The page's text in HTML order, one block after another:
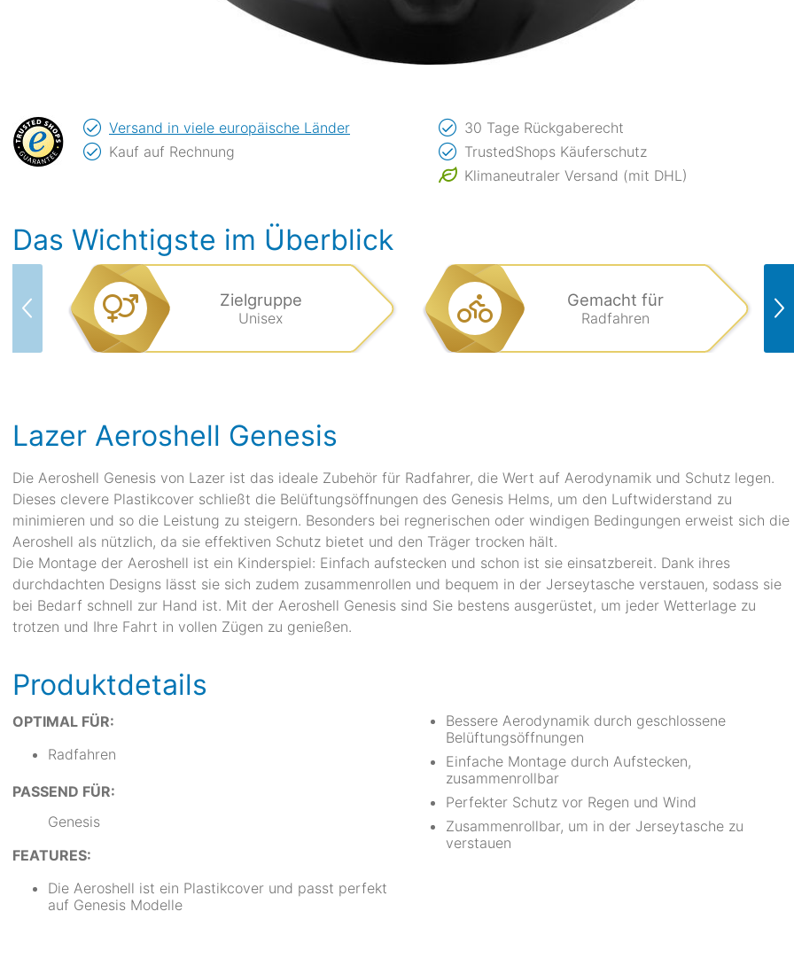
Versand in viele europäische Länder
Kauf auf Rechnung
30 Tage Rückgaberecht
TrustedShops Käuferschutz
Klimaneutraler Versand (mit DHL)
Das Wichtigste im Überblick
Zielgruppe
Unisex
Gemacht für
Radfahren
Lazer Aeroshell Genesis
Die Aeroshell Genesis von Lazer ist das ideale Zubehör für Radfahrer, die Wert auf Aerodynamik und Schutz legen.
Dieses clevere Plastikcover schließt die Belüftungsöffnungen des Genesis Helms, um den Luftwiderstand zu
minimieren und so die Leistung zu steigern. Besonders bei regnerischen oder windigen Bedingungen erweist sich die
Aeroshell als nützlich, da sie effektiven Schutz bietet und den Träger trocken hält.
Die Montage der Aeroshell ist ein Kinderspiel: Einfach aufstecken und schon ist sie einsatzbereit. Dank ihres
durchdachten Designs lässt sie sich zudem zusammenrollen und bequem in der Jerseytasche verstauen, sodass sie
bei Bedarf schnell zur Hand ist. Mit der Aeroshell Genesis sind Sie bestens ausgerüstet, um jeder Wetterlage zu
trotzen und Ihre Fahrt in vollen Zügen zu genießen.
Produktdetails
OPTIMAL FÜR:
Radfahren
PASSEND FÜR:
Genesis
FEATURES:
Die Aeroshell ist ein Plastikcover und passt perfekt
auf Genesis Modelle
Bessere Aerodynamik durch geschlossene
Belüftungsöffnungen
Einfache Montage durch Aufstecken,
zusammenrollbar
Perfekter Schutz vor Regen und Wind
Zusammenrollbar, um in der Jerseytasche zu
verstauen